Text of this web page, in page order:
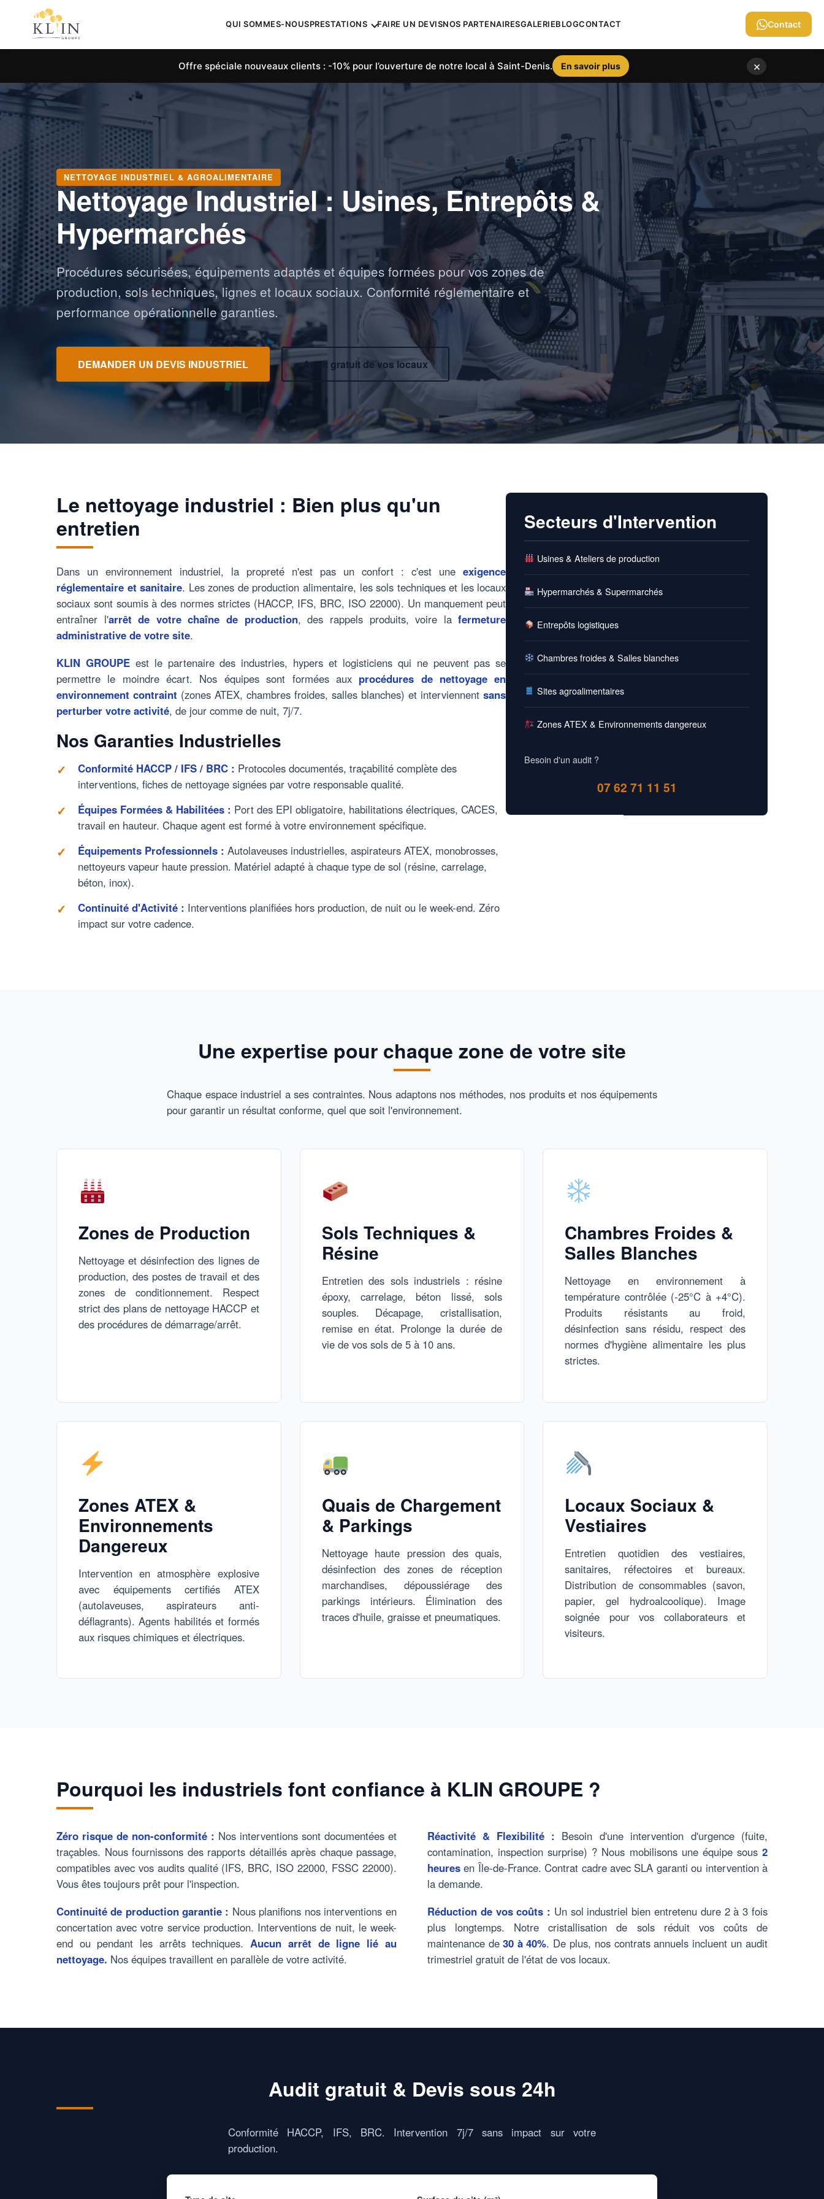
QUI SOMMES-NOUSPRESTATIONS FAIRE UN DEVISNOS PARTENAIRESGALERIEBLOGCONTACT Contact
Offre spéciale nouveaux clients : -10% pour l’ouverture de notre local à Saint-Denis. En savoir plus ×
NETTOYAGE INDUSTRIEL & AGROALIMENTAIRE
Nettoyage Industriel : Usines, Entrepôts &
Hypermarchés
Procédures sécurisées, équipements adaptés et équipes formées pour vos zones de
production, sols techniques, lignes et locaux sociaux. Conformité réglementaire et
performance opérationnelle garanties.
DEMANDER UN DEVIS INDUSTRIEL Audit gratuit de vos locaux
Le nettoyage industriel : Bien plus qu'un
entretien
Dans un environnement industriel, la propreté n'est pas un confort : c'est uneexigence
réglementaire et sanitaire. Les zones de production alimentaire, les sols techniques et les locaux
sociaux sont soumis à des normes strictes (HACCP, IFS, BRC, ISO 22000). Un manquement peut
entraîner l'arrêt de votre chaîne de production, des rappels produits, voire lafermeture
administrative de votre site.
KLIN GROUPEest le partenaire des industries, hypers et logisticiens qui ne peuvent pas se
permettre le moindre écart. Nos équipes sont formées aux procédures de nettoyage en
environnement contraint (zones ATEX, chambres froides, salles blanches) et interviennentsans
perturber votre activité, de jour comme de nuit, 7j/7.
Nos Garanties Industrielles
Conformité HACCP / IFS / BRC : Protocoles documentés, traçabilité complète des
interventions, fiches de nettoyage signées par votre responsable qualité.
Équipes Formées & Habilitées : Port des EPI obligatoire, habilitations électriques, CACES,
travail en hauteur. Chaque agent est formé à votre environnement spécifique.
Équipements Professionnels : Autolaveuses industrielles, aspirateurs ATEX, monobrosses,
nettoyeurs vapeur haute pression. Matériel adapté à chaque type de sol (résine, carrelage,
béton, inox).
Continuité d'Activité : Interventions planifiées hors production, de nuit ou le week-end. Zéro
impact sur votre cadence.
Secteurs d'Intervention
Usines & Ateliers de production
Hypermarchés & Supermarchés
Entrepôts logistiques
Chambres froides & Salles blanches
Sites agroalimentaires
Zones ATEX & Environnements dangereux
Besoin d'un audit ?
07 62 71 11 51
Une expertise pour chaque zone de votre site
Chaque espace industriel a ses contraintes. Nous adaptons nos méthodes, nos produits et nos équipements
pour garantir un résultat conforme, quel que soit l'environnement.
Zones de Production
Nettoyage et désinfection des lignes de
production, des postes de travail et des
zones de conditionnement. Respect
strict des plans de nettoyage HACCP et
des procédures de démarrage/arrêt.
Sols Techniques &
Résine
Entretien des sols industriels : résine
époxy, carrelage, béton lissé, sols
souples. Décapage, cristallisation,
remise en état. Prolonge la durée de
vie de vos sols de 5 à 10 ans.
Chambres Froides &
Salles Blanches
Nettoyage en environnement à
température contrôlée (-25°C à +4°C).
Produits résistants au froid,
désinfection sans résidu, respect des
normes d'hygiène alimentaire les plus
strictes.
Zones ATEX &
Environnements
Dangereux
Intervention en atmosphère explosive
avec équipements certifiés ATEX
(autolaveuses, aspirateurs anti-
déflagrants). Agents habilités et formés
aux risques chimiques et électriques.
Quais de Chargement
& Parkings
Nettoyage haute pression des quais,
désinfection des zones de réception
marchandises, dépoussiérage des
parkings intérieurs. Élimination des
traces d'huile, graisse et pneumatiques.
Locaux Sociaux &
Vestiaires
Entretien quotidien des vestiaires,
sanitaires, réfectoires et bureaux.
Distribution de consommables (savon,
papier, gel hydroalcoolique). Image
soignée pour vos collaborateurs et
visiteurs.
Pourquoi les industriels font confiance à KLIN GROUPE ?
Zéro risque de non-conformité : Nos interventions sont documentées et
traçables. Nous fournissons des rapports détaillés après chaque passage,
compatibles avec vos audits qualité (IFS, BRC, ISO 22000, FSSC 22000).
Vous êtes toujours prêt pour l'inspection.
Continuité de production garantie : Nous planifions nos interventions en
concertation avec votre service production. Interventions de nuit, le week-
end ou pendant les arrêts techniques. Aucun arrêt de ligne lié au
nettoyage. Nos équipes travaillent en parallèle de votre activité.
Réactivité & Flexibilité : Besoin d'une intervention d'urgence (fuite,
contamination, inspection surprise) ? Nous mobilisons une équipe sous 2
heures en Île-de-France. Contrat cadre avec SLA garanti ou intervention à
la demande.
Réduction de vos coûts : Un sol industriel bien entretenu dure 2 à 3 fois
plus longtemps. Notre cristallisation de sols réduit vos coûts de
maintenance de 30 à 40%. De plus, nos contrats annuels incluent un audit
trimestriel gratuit de l'état de vos locaux.
Audit gratuit & Devis sous 24h
Conformité HACCP, IFS, BRC. Intervention 7j/7 sans impact sur votre
production.